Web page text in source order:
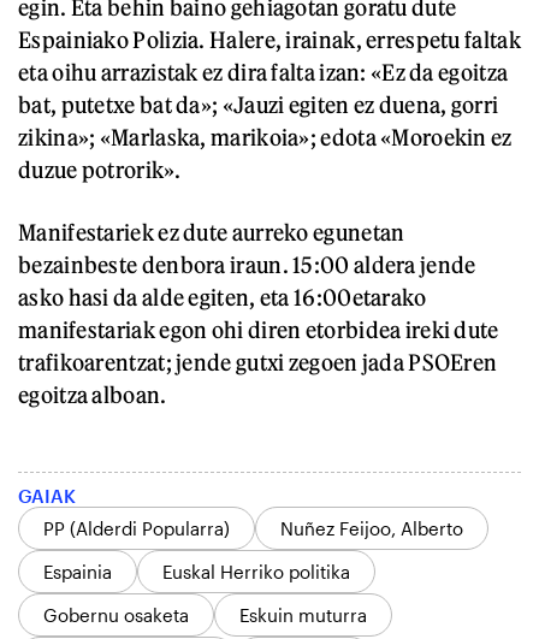
egin. Eta behin baino gehiagotan goratu dute
Espainiako Polizia. Halere, irainak, errespetu faltak
eta oihu arrazistak ez dira falta izan: «Ez da egoitza
bat, putetxe bat da»; «Jauzi egiten ez duena, gorri
zikina»; «Marlaska, marikoia»; edota «Moroekin ez
duzue potrorik».
Manifestariek ez dute aurreko egunetan
bezainbeste denbora iraun. 15:00 aldera jende
asko hasi da alde egiten, eta 16:00etarako
manifestariak egon ohi diren etorbidea ireki dute
trafikoarentzat; jende gutxi zegoen jada PSOEren
egoitza alboan.
GAIAK
PP (Alderdi Popularra)
Nuñez Feijoo, Alberto
Espainia
Euskal Herriko politika
Gobernu osaketa
Eskuin muturra